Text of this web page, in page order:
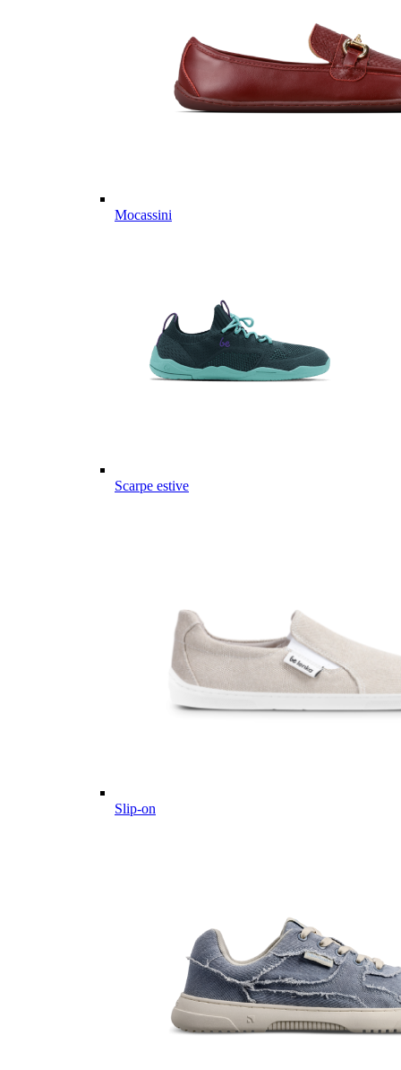
Mocassini
Scarpe estive
Slip-on